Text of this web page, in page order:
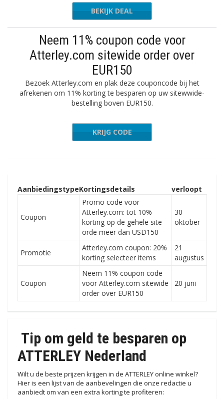
BEKIJK DEAL
Neem 11% coupon code voor
Atterley.com sitewide order over
EUR150
Bezoek Atterley.com en plak deze couponcode bij het
afrekenen om 11% korting te besparen op uw sitewwide-
bestelling boven EUR150.
ESDAY11
KRIJG CODE
AanbiedingstypeKortingsdetails verloopt
Coupon
Promo code voor
Atterley.com: tot 10%
korting op de gehele site
orde meer dan USD150
30
oktober
Promotie
Atterley.com coupon: 20%
korting selecteer items
21
augustus
Coupon
Neem 11% coupon code
voor Atterley.com sitewide
order over EUR150
20 juni
Tip om geld te besparen op
ATTERLEY Nederland
Wilt u de beste prijzen krijgen in de ATTERLEY online winkel?
Hier is een lijst van de aanbevelingen die onze redactie u
aanbiedt om van een extra korting te profiteren: